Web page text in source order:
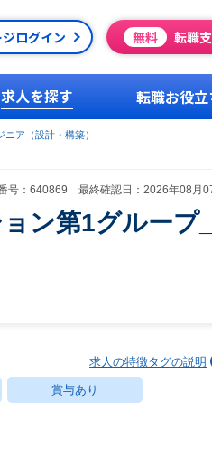
ログイン 無料 転職
求人を探す 転職お役
ア（設計・構築）
号：640869 最終確認日：2026年08月
ン第1グループ_
求人の特徴タグの説明
賞与あり